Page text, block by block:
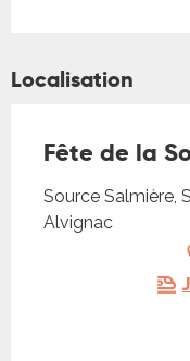
Localisation
Fête de la
Source Salmière,
Alvignac